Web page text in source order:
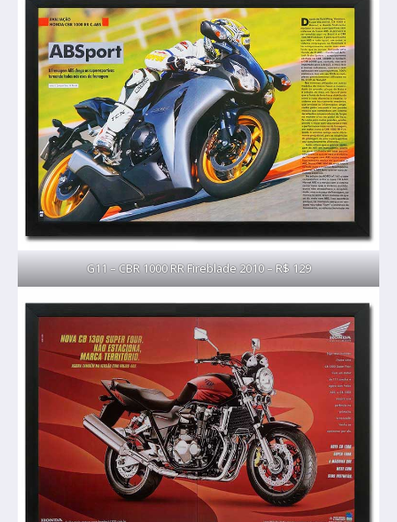
G11 – CBR 1000 RR Fireblade 2010 – R$ 129